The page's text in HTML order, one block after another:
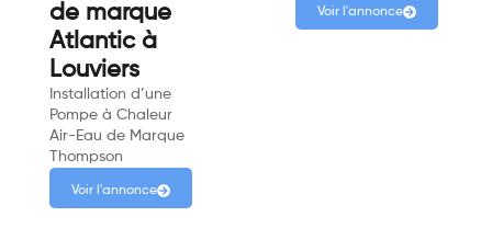
de marque
Atlantic à
Louviers
Installation d’une
Pompe à Chaleur
Air-Eau de Marque
Thompson
Voir l'annonce
Voir l'annonce